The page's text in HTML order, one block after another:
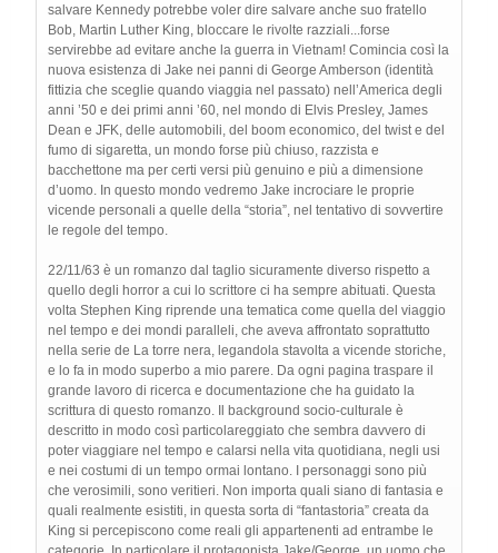
salvare Kennedy potrebbe voler dire salvare anche suo fratello
Bob, Martin Luther King, bloccare le rivolte razziali...forse
servirebbe ad evitare anche la guerra in Vietnam! Comincia così la
nuova esistenza di Jake nei panni di George Amberson (identità
fittizia che sceglie quando viaggia nel passato) nell’America degli
anni ’50 e dei primi anni ’60, nel mondo di Elvis Presley, James
Dean e JFK, delle automobili, del boom economico, del twist e del
fumo di sigaretta, un mondo forse più chiuso, razzista e
bacchettone ma per certi versi più genuino e più a dimensione
d’uomo. In questo mondo vedremo Jake incrociare le proprie
vicende personali a quelle della “storia”, nel tentativo di sovvertire
le regole del tempo.
22/11/63 è un romanzo dal taglio sicuramente diverso rispetto a
quello degli horror a cui lo scrittore ci ha sempre abituati. Questa
volta Stephen King riprende una tematica come quella del viaggio
nel tempo e dei mondi paralleli, che aveva affrontato soprattutto
nella serie de La torre nera, legandola stavolta a vicende storiche,
e lo fa in modo superbo a mio parere. Da ogni pagina traspare il
grande lavoro di ricerca e documentazione che ha guidato la
scrittura di questo romanzo. Il background socio-culturale è
descritto in modo così particolareggiato che sembra davvero di
poter viaggiare nel tempo e calarsi nella vita quotidiana, negli usi
e nei costumi di un tempo ormai lontano. I personaggi sono più
che verosimili, sono veritieri. Non importa quali siano di fantasia e
quali realmente esistiti, in questa sorta di “fantastoria” creata da
King si percepiscono come reali gli appartenenti ad entrambe le